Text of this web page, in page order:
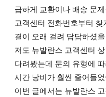
급하게 교환이나 배송 문
고객센터 전화번호부터
결이 오래 걸려 답답하셨
저도 뉴발란스 고객센터
다려봤는데 문의 유형에
시간 낭비가 훨씬 줄어들
이번 글에서는 뉴발란스